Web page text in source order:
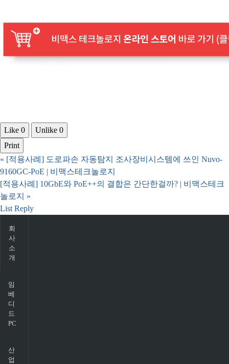
Like 0 Unlike 0
Print
« [적용사례] 도로파손 자동탐지 조사장비시스템에 쓰인 Nuvo-
9160GC-PoE | 비맥스테크놀로지
[적용사례] 10GbE와 PoE++의 결합은 간단한걸까? | 비맥스테크
놀로지
»
List Reply
회
사
소
개
임
베
디
드
PC
산
업